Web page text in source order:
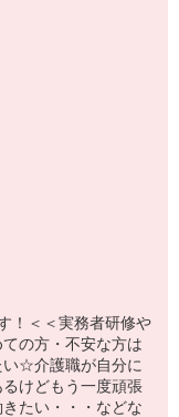
！＜＜実務者研修や
の方・不安な方は
☆介護職が自分に
けどもう一度頑張
たい・・・などな